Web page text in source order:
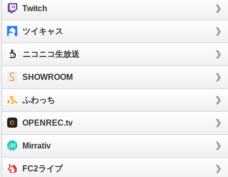
Twitch
ツイキャス
ニコニコ生放送
SHOWROOM
ふわっち
OPENREC.tv
Mirrativ
FC2ライブ